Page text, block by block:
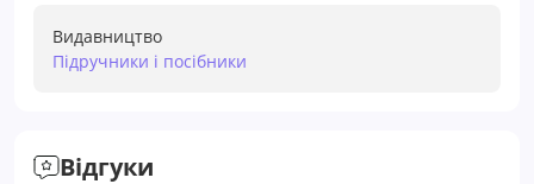
Видавництво
Підручники і посібники
Відгуки